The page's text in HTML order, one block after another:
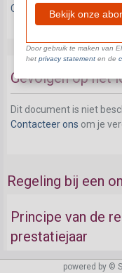
Contacteer ons
om je
Gevolgen op het
Dit document is niet
Contacteer ons om je
Regeling bij een
Principe van de
prestatiejaar
Dit document is niet
powered by ©
Bekijk onze
Door gebruik te maken van
het privacy statementen de